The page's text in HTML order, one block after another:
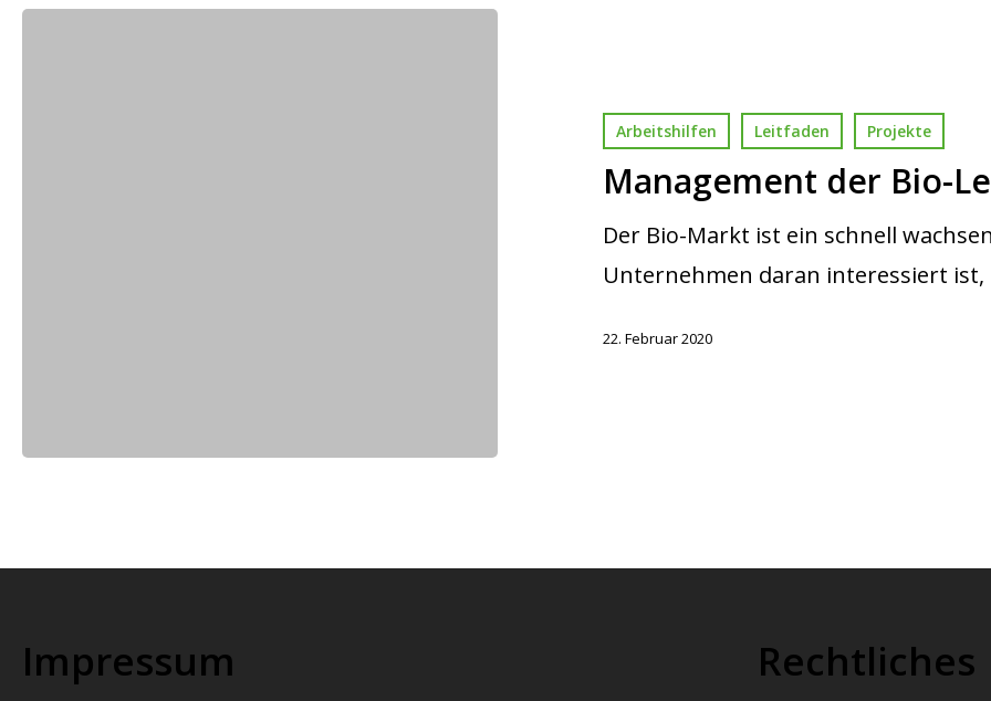
Arbeitshilfen Leitfaden Projekte
Management der Bio-
Der Bio-Markt ist ein schnell
Unternehmen daran interessiert
22. Februar 2020
Impressum Rechtliches